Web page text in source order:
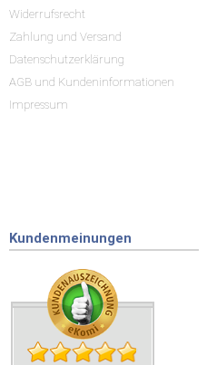
Widerrufsrecht
Zahlung und Versand
Datenschutzerklärung
AGB und Kundeninformationen
Impressum
Kundenmeinungen